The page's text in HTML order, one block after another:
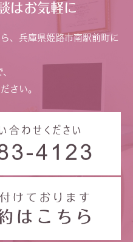
はお気軽に
、兵庫県姫路市南駅前町に
さい。